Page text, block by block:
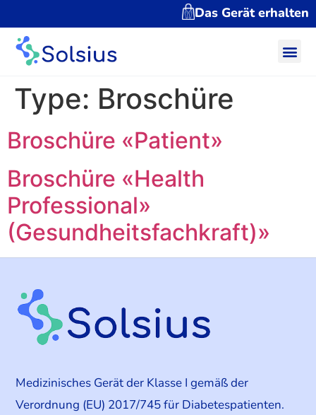
Das Gerät erhalten
Type: Broschüre
Broschüre «Patient»
Broschüre «Health
Professional»
(Gesundheitsfachkraft)»
Medizinisches Gerät der Klasse I gemäß der
Verordnung (EU) 2017/745 für Diabetespatienten.